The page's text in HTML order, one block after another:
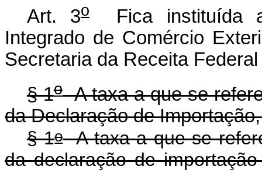
Art. 3o
Fica instituída
Integrado de Comércio
Secretaria da Receita
§ 1oA taxa a que se
da Declaração de
§ 1oA taxa a que se
da declaração de